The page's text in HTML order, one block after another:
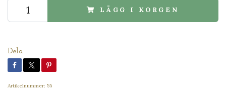
LÄGG I KORGEN
Dela
Artikelnummer: 55